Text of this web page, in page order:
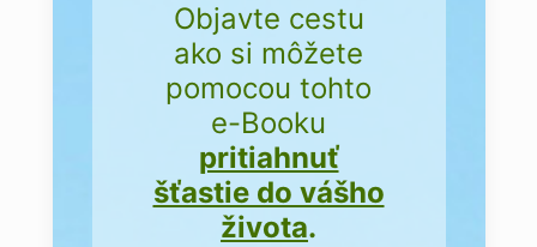
Objavte cestu
ako si môžete
pomocou tohto
e-Booku
pritiahnuť
šťastie do vášho
života.